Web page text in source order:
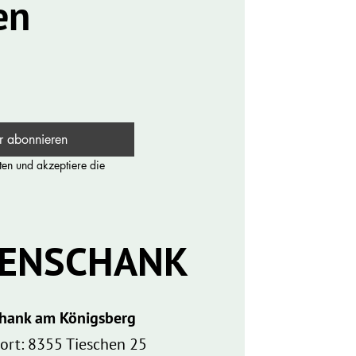
abonnieren
und akzeptiere die
am Königsberg
8355 Tieschen 25